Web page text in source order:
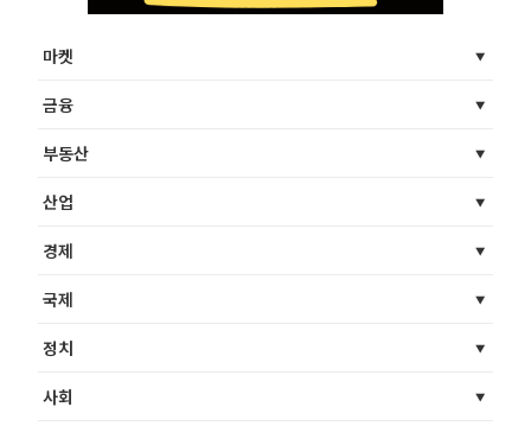
마켓
금융
부동산
산업
경제
국제
정치
사회